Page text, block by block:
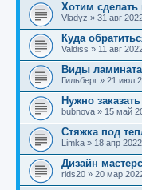
Хотим
Vladyz » 31 авг
Куда
Valdiss » 11 авг
Виды ламината
Гильберг » 21 июл
Нужно
bubnova » 15 май
Стяжка под
Limka » 18 апр
Дизайн
rids20 » 20 мар